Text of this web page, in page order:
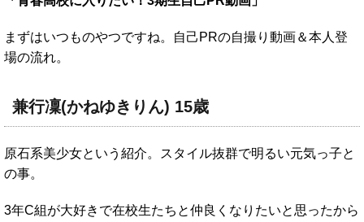
まずはいつものやつですね。自己PRの自撮り動画＆本人登
場の流れ。
兼行凜(かねゆきりん) 15歳
原石系美少女という紹介。スタイル抜群で明るい元気っ子と
の事。
3年C組が大好きで在校生たちと仲良くなりたいと思ったから